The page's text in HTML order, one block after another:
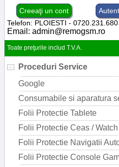
Creeaţi un cont
Telefon: PLOIESTI -
Email: admin@remogsm.ro
Toate preţurile includ T.V.A.
Proceduri Service
Google
Consumabile si aparatura
Folii Protectie Tablete
Folii Protectie Ceas / Watch
Folii Protectie Navigatii
Folii Protectie Console